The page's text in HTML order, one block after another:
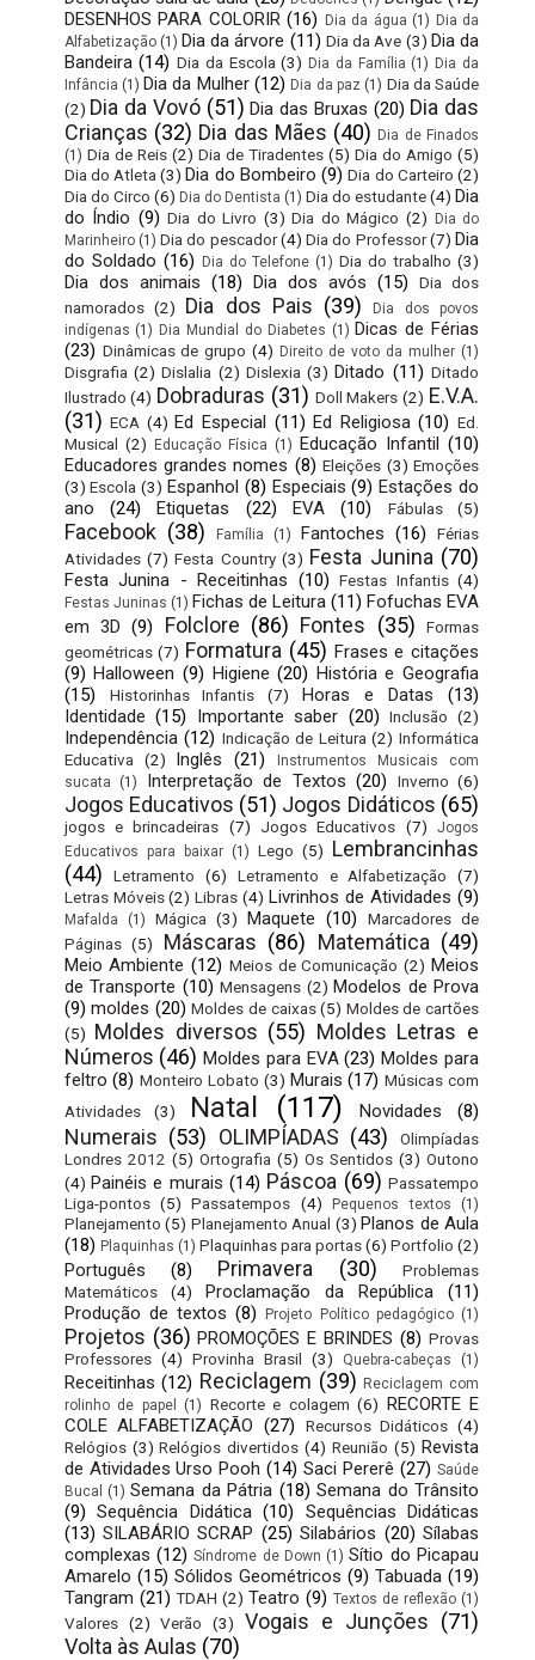
DESENHOS PARA COLORIR (16) Dia da água (1) Dia da
Alfabetização (1) Dia da árvore (11) Dia da Ave (3) Dia da
Bandeira (14) Dia da Escola (3) Dia da Família (1) Dia da
Infância (1) Dia da Mulher (12) Dia da paz (1) Dia da Saúde
(2) Dia da Vovó (51) Dia das Bruxas (20) Dia das
Crianças (32) Dia das Mães (40) Dia de Finados
(1) Dia de Reis (2) Dia de Tiradentes (5) Dia do Amigo (5)
Dia do Atleta (3) Dia do Bombeiro (9) Dia do Carteiro (2)
Dia do Circo (6) Dia do Dentista (1) Dia do estudante(4) Dia
do Índio (9) Dia do Livro (3) Dia do Mágico (2) Dia do
Marinheiro (1) Dia do pescador (4) Dia do Professor (7) Dia
do Soldado (16) Dia do Telefone (1) Dia do trabalho (3)
Dia dos animais (18) Dia dos avós (15)
Dia dos
namorados (2) Dia dos Pais (39)
Dia dos povos
indígenas (1) Dia Mundial do Diabetes (1) Dicas de Férias
(23) Dinâmicas de grupo (4) Direito de voto da mulher (1)
Disgrafia (2) Dislalia (2) Dislexia (3) Ditado (11) Ditado
Ilustrado (4) Dobraduras (31) Doll Makers (2) E.V.A.
(31) ECA (4) Ed Especial (11) Ed Religiosa (10) Ed.
Musical (2) Educação Física (1) Educação Infantil (10)
Educadores grandes nomes (8) Eleições (3) Emoções
(3) Escola (3) Espanhol (8) Especiais (9) Estações do
ano
(24) Etiquetas (22) EVA (10) Fábulas (5)
Facebook (38) Família (1) Fantoches (16)
Férias
Atividades (7) Festa Country (3) Festa Junina (70)
Festa Junina - Receitinhas (10) Festas Infantis (4)
Festas Juninas (1) Fichas de Leitura (11) Fofuchas EVA
em 3D (9) Folclore (86) Fontes (35)
Formas
geométricas (7) Formatura (45) Frases e citações
(9) Halloween (9) Higiene (20) História e Geografia
(15)
Historinhas Infantis (7) Horas e Datas
(13)
Identidade (15) Importante saber (20) Inclusão (2)
Independência (12) Indicação de Leitura (2) Informática
Educativa
(2) Inglês (21)
Instrumentos Musicais com
sucata
(1) Interpretação de Textos (20) Inverno (6)
Jogos Educativos (51) Jogos Didáticos (65)
jogos e brincadeiras (7) Jogos Educativos (7)
Jogos
Educativos para baixar (1) Lego (5) Lembrancinhas
(44)
Letramento (6) Letramento e Alfabetização
(7)
Letras Móveis (2) Libras (4) Livrinhos de Atividades (9)
Mafalda (1) Mágica (3) Maquete (10)
Marcadores de
Páginas (5) Máscaras (86) Matemática (49)
Meio Ambiente (12) Meios de Comunicação (2) Meios
de Transporte (10) Mensagens (2) Modelos de Prova
(9) moldes (20) Moldes de caixas (5) Moldes de cartões
(5) Moldes diversos (55) Moldes Letras e
Números (46) Moldes para EVA (23) Moldes para
feltro (8) Monteiro Lobato (3) Murais (17) Músicas com
Atividades
(3) Natal (117) Novidades (8)
Numerais (53) OLIMPÍADAS (43)
Olimpíadas
Londres 2012 (5) Ortografia (5) Os Sentidos (3) Outono
(4) Painéis e murais (14) Páscoa (69) Passatempo
Liga-pontos (5) Passatempos (4) Pequenos textos (1)
Planejamento (5) Planejamento Anual (3) Planos de Aula
(18) Plaquinhas (1) Plaquinhas para portas(6) Portfolio (2)
Português (8) Primavera (30)
Problemas
Matemáticos
(4) Proclamação da República
(11)
Produção de textos (8) Projeto Político pedagógico (1)
Projetos (36) PROMOÇÕES E BRINDES (8) Provas
Professores (4) Provinha Brasil (3) Quebra-cabeças (1)
Receitinhas (12) Reciclagem (39) Reciclagem com
rolinho de papel
(1) Recorte e colagem (6) RECORTE E
COLE ALFABETIZAÇÃO (27) Recursos Didáticos (4)
Relógios (3) Relógios divertidos (4) Reunião (5) Revista
de Atividades Urso Pooh (14) Saci Pererê (27) Saúde
Bucal
(1) Semana da Pátria (18) Semana do Trânsito
(9) Sequência Didática (10)
Sequências Didáticas
(13) SILABÁRIO SCRAP (25) Silabários (20) Sílabas
complexas (12) Síndrome de Down (1) Sítio do Picapau
Amarelo (15) Sólidos Geométricos (9) Tabuada (19)
Tangram (21) TDAH (2) Teatro (9) Textos de reflexão (1)
Valores (2) Verão (3) Vogais e Junções (71)
Volta às Aulas (70)